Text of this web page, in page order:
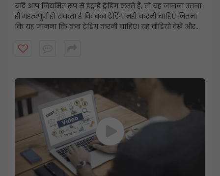
यदि आप नियमित रूप से इंट्राडे ट्रेडिंग करते हैं, तो यह जानना उतना
ही महत्वपूर्ण हो सकता है कि कब ट्रेडिंग नहीं करनी चाहिए जितना
कि यह जानना कि कब ट्रेडिंग करनी चाहिए। यह वीडियो देखें और
खिलाफ काम कर सकती हैं, और क्यों कभी-कभी ट्रेडिंग से दूर रहना